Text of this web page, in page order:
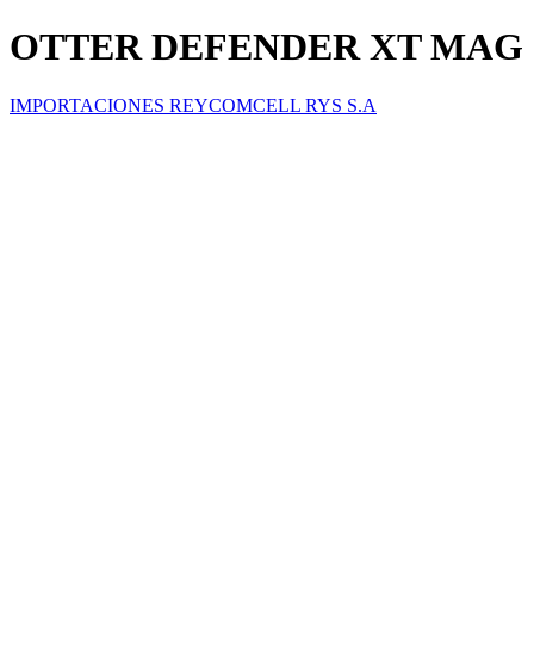
OTTER DEFENDER XT MAG
IMPORTACIONES REYCOMCELL RYS S.A